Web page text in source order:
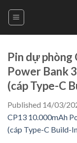
Pin dự phòng
Power Bank
(cáp Type-C
Published 14/03/
CP13 10.000mAh
(cáp Type-C Build-